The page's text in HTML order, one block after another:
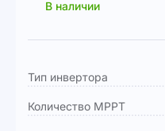
В наличии
Подробная
информация
Тип инвертора
Количество MPPT